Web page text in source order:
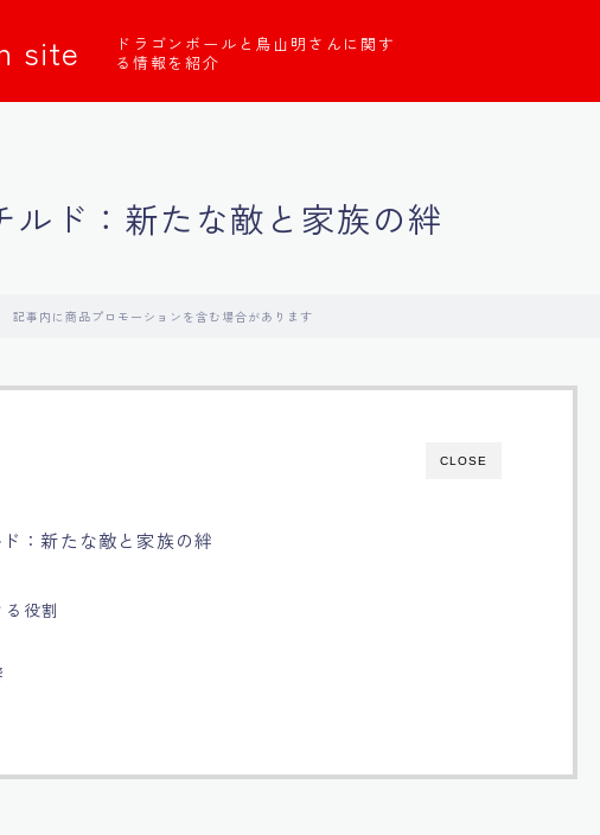
site
ドラゴンボールと鳥山明さんに関す
る情報を紹介
ルド：新たな敵と家族の絆
記事内に商品プロモーションを含む場合があります
CLOSE
：新たな敵と家族の絆
役割